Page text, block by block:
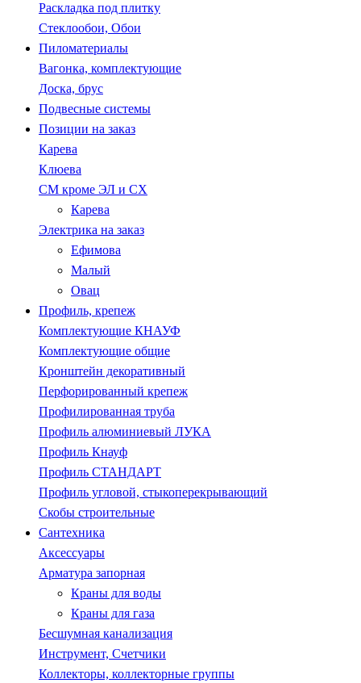
Раскладка под плитку
Стеклообои, Обои
Пиломатериалы
Вагонка, комплектующие
Доска, брус
Подвесные системы
Позиции на заказ
Карева
Клюева
СМ кроме ЭЛ и СХ
Карева
Электрика на заказ
Ефимова
Малый
Овац
Профиль, крепеж
Комплектующие КНАУФ
Комплектующие общие
Кронштейн декоративный
Перфорированный крепеж
Профилированная труба
Профиль алюминиевый ЛУКА
Профиль Кнауф
Профиль СТАНДАРТ
Профиль угловой, стыкоперекрывающий
Скобы строительные
Сантехника
Аксессуары
Арматура запорная
Краны для воды
Краны для газа
Бесшумная канализация
Инструмент, Счетчики
Коллекторы, коллекторные группы